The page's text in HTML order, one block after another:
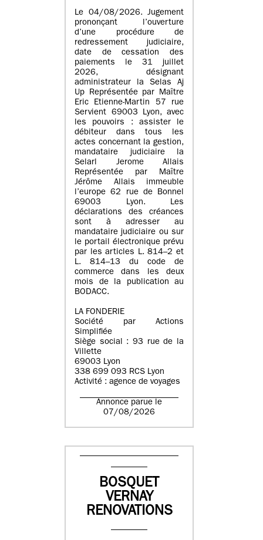
Le 04/08/2026. Jugement
prononçant l’ouverture
d’une procédure de
redressement judiciaire,
date de cessation des
paiements le 31 juillet
2026, désignant
administrateur la Selas Aj
Up Représentée par Maître
Eric Etienne-Martin 57 rue
Servient 69003 Lyon, avec
les pouvoirs : assister le
débiteur dans tous les
actes concernant la gestion,
mandataire judiciaire la
Selarl Jerome Allais
Représentée par Maître
Jérôme Allais immeuble
l’europe 62 rue de Bonnel
69003 Lyon. Les
déclarations des créances
sont à adresser au
mandataire judiciaire ou sur
le portail électronique prévu
par les articles L. 814–2 et
L. 814–13 du code de
commerce dans les deux
mois de la publication au
BODACC.
LA FONDERIE
Société par Actions
Simplifiée
Siège social : 93 rue de la
Villette
69003 Lyon
338 699 093 RCS Lyon
Activité : agence de voyages
Annonce parue le
07/08/2026
BOSQUET
VERNAY
RENOVATIONS